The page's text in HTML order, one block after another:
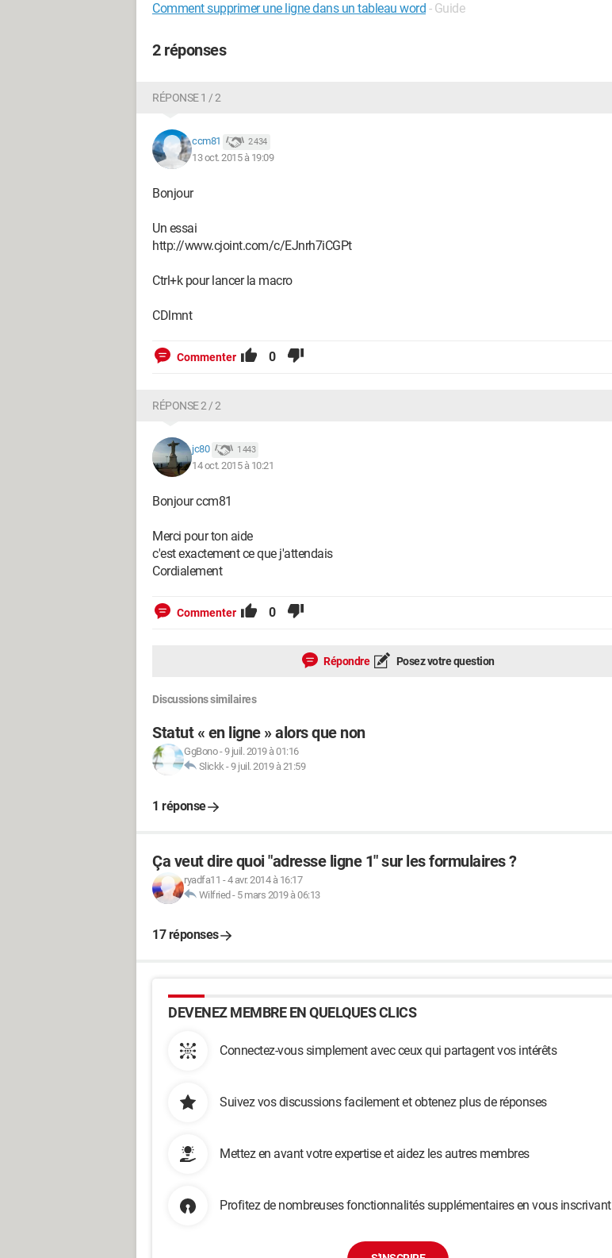
Comment supprimer une ligne dans un tableau word - Guide
2 réponses
RÉPONSE 1 / 2
ccm81 2 434
13 oct. 2015 à 19:09
Bonjour
Un essai
http://www.cjoint.com/c/EJnrh7iCGPt
Ctrl+k pour lancer la macro
CDlmnt
Commenter 0
RÉPONSE 2 / 2
jc80 1 443
14 oct. 2015 à 10:21
Bonjour ccm81
Merci pour ton aide
c'est exactement ce que j'attendais
Cordialement
Commenter 0
Répondre Posez votre question
Discussions similaires
Statut « en ligne » alors que non
GgBono-9 juil. 2019 à 01:16
Slickk-9 juil. 2019 à 21:59
1 réponse
Ça veut dire quoi "adresse ligne 1" sur les formulaires ?
ryadfa11 -4 avr. 2014 à 16:17
Wilfried - 5 mars 2019 à 06:13
17 réponses
DEVENEZ MEMBRE EN QUELQUES CLICS
Connectez-vous simplement avec ceux qui partagent vos intérêts
Suivez vos discussions facilement et obtenez plus de réponses
Mettez en avant votre expertise et aidez les autres membres
Profitez de nombreuses fonctionnalités supplémentaires en vous inscrivant